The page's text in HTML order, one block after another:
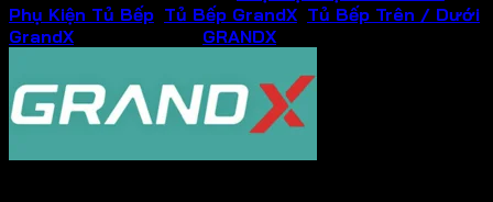
Phụ Kiện Tủ Bếp Tủ Bếp GrandX Tủ Bếp Trên / Dưới
GrandX
GRANDX